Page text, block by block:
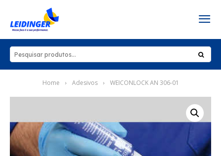
Home Adesivos WEICONLOCK AN 306-01